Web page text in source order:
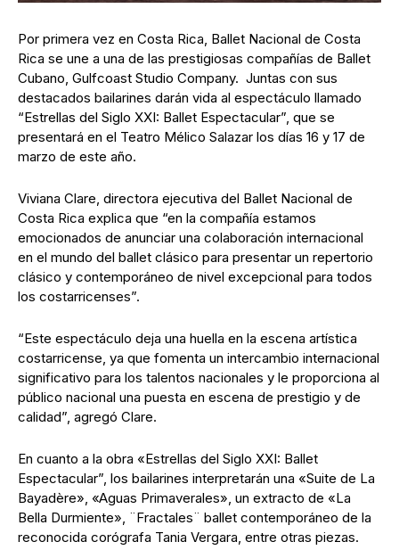
Por primera vez en Costa Rica, Ballet Nacional de Costa
Rica se une a una de las prestigiosas compañías de Ballet
Cubano, Gulfcoast Studio Company. Juntas con sus
destacados bailarines darán vida al espectáculo llamado
“Estrellas del Siglo XXI: Ballet Espectacular”, que se
presentará en el Teatro Mélico Salazar los días 16 y 17 de
marzo de este año.
Viviana Clare, directora ejecutiva del Ballet Nacional de
Costa Rica explica que “en la compañía estamos
emocionados de anunciar una colaboración internacional
en el mundo del ballet clásico para presentar un repertorio
clásico y contemporáneo de nivel excepcional para todos
los costarricenses”.
“Este espectáculo deja una huella en la escena artística
costarricense, ya que fomenta un intercambio internacional
significativo para los talentos nacionales y le proporciona al
público nacional una puesta en escena de prestigio y de
calidad”, agregó Clare.
En cuanto a la obra «Estrellas del Siglo XXI: Ballet
Espectacular”, los bailarines interpretarán una «Suite de La
Bayadère», «Aguas Primaverales», un extracto de «La
Bella Durmiente», ¨Fractales¨ ballet contemporáneo de la
reconocida corógrafa Tania Vergara, entre otras piezas.